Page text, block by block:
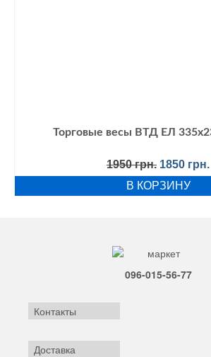
Торговые весы ВТД ЕЛ
1950грн.
цена
1850 грн.
В КОРЗИНУ
096-015-56-77
Контакты
Доставка